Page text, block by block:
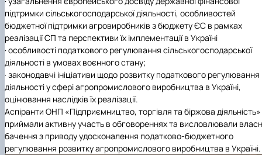
підтримки сільськогосподарської діяльності, особливостей
бюджетної підтримки агровиробників з бюджету ЄС в рамках
реалізації СП та перспективи їх імплементації в Україні
·особливості податкового регулювання сільськогосподарської
діяльності в умовах воєнного стану;
·законодавчі ініціативи щодо розвитку податкового регулювання
діяльності у сфері агропромислового виробництва в Україні,
оцінювання наслідків їх реалізації.
Аспіранти ОНП «Підприємництво, торгівля та біржова діяльність»
приймали активну участь в обговореннях та висловлювали
бачення з приводу удосконалення податково-бюджетного
регулювання розвитку агропромислового виробництва в Україні.